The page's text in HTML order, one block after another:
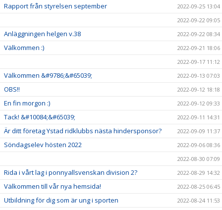
Rapport från styrelsen september
2022-09-25 13:04
2022-09-22 09:05
Anläggningen helgen v.38 2022-09-22 08:34
Välkommen :)
2022-09-21 18:06
2022-09-17 11:12
Välkommen &#9786;&#65039; 2022-09-13 07:03
OBS!! 2022-09-12 18:18
En fin morgon :) 2022-09-12 09:33
Tack! &#10084;&#65039; 2022-09-11 14:31
Är ditt företag Ystad ridklubbs nästa hindersponsor? 2022-09-09 11:37
Söndagselev hösten 2022
2022-09-06 08:36
2022-08-30 07:09
Rida i vårt lag i ponnyallsvenskan division 2? 2022-08-29 14:32
Välkommen till vår nya hemsida! 2022-08-25 06:45
Utbildning för dig som är ung i sporten
2022-08-24 11:53